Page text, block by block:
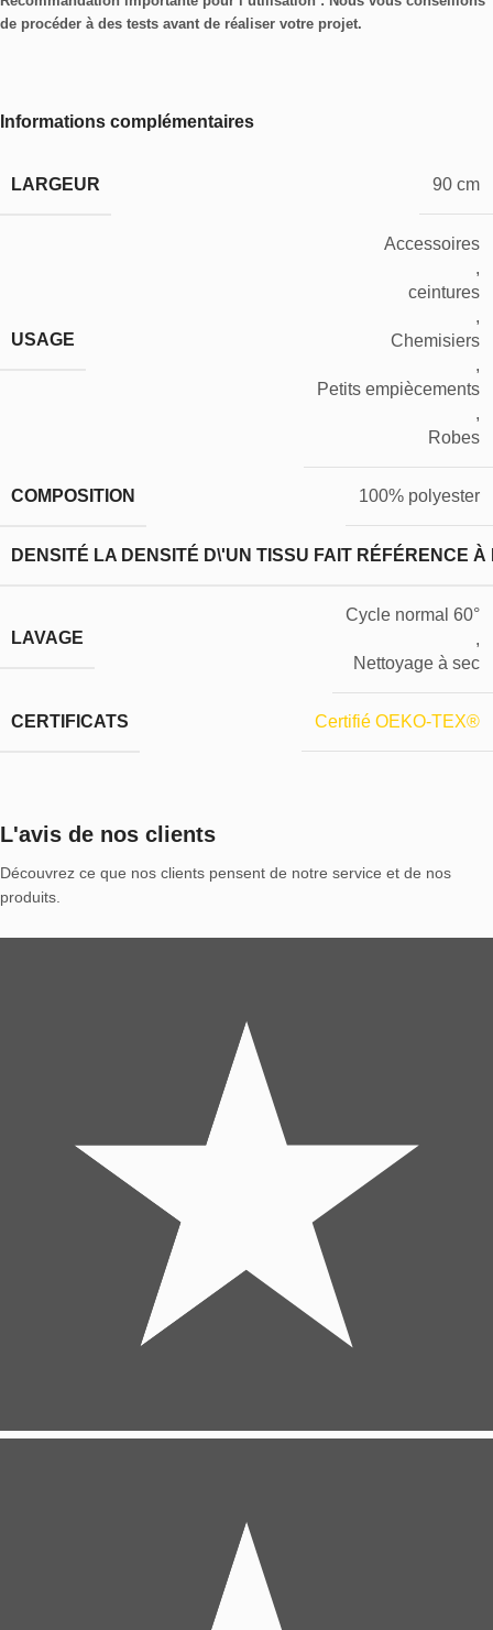
de procéder à des tests avant de réaliser votre projet.
Informations complémentaires
LARGEUR 90 cm
USAGE
Accessoires
,
ceintures
,
Chemisiers
,
Petits empiècements
,
Robes
COMPOSITION 100% polyester
DENSITÉ LA DENSITÉ D\'UN TISSU FAIT RÉFÉRENCE
LAVAGE
Cycle normal 60°
,
Nettoyage à sec
CERTIFICATS Certifié OEKO-TEX®
L'avis de nos clients
Découvrez ce que nos clients pensent de notre service et de nos
produits.